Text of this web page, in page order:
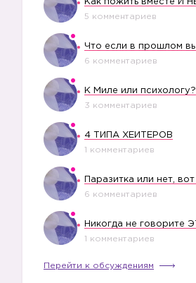
🙅
5 комментариев
6 комментариев
К Миле или психологу?
3 комментариев
4 ТИПА ХЕЙТЕРОВ
1 комментариев
6 комментариев
1 комментариев
Перейти к обсуждениям